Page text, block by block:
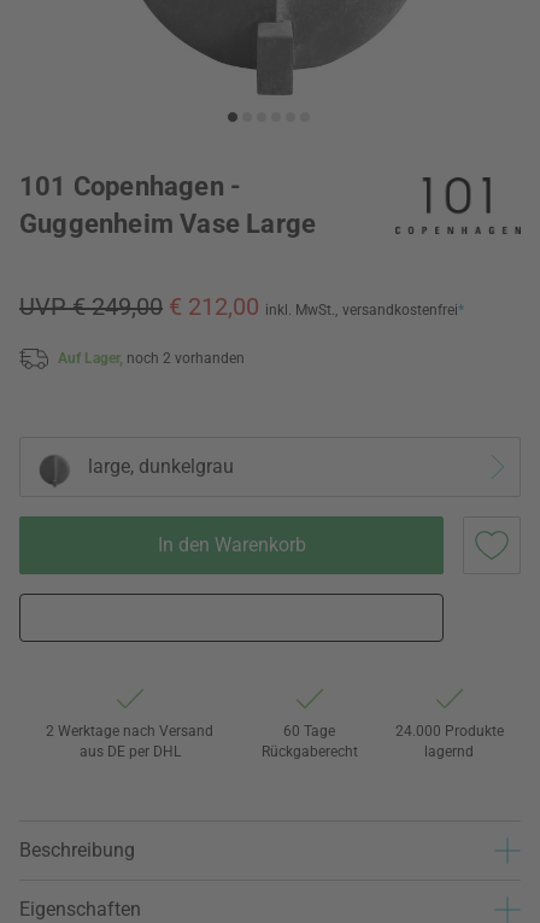
101 Copenhagen -
Guggenheim Vase Large
UVP € 249,00 € 212,00 inkl. MwSt., versandkostenfrei*
Auf Lager, noch 2 vorhanden
large, dunkelgrau
In den Warenkorb
2 Werktage nach Versand
aus DE per DHL
60 Tage
Rückgaberecht
24.000 Produkte
lagernd
Beschreibung
Eigenschaften